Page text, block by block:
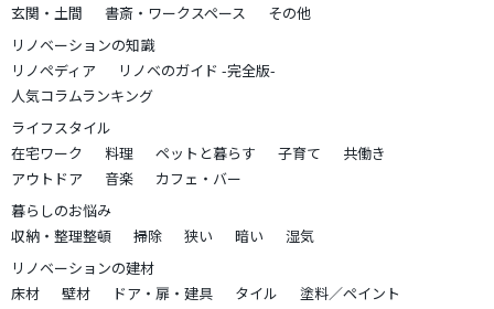
玄関・土間
書斎・ワークスペース
その他
リノベーションの知識
リノペディア
リノベのガイド -完全版-
人気コラムランキング
ライフスタイル
在宅ワーク
料理 ペットと暮らす 子育て
共働き
アウトドア
音楽
カフェ・バー
暮らしのお悩み
収納・整理整頓
掃除 狭い 暗い
湿気
リノベーションの建材
床材
壁材 ドア・扉・建具 タイル
塗料／ペイント